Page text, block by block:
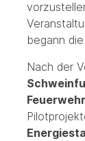
begann
Nach der